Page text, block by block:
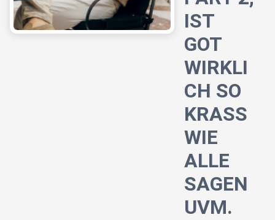
IST
GOT
WIRKLI
CH SO
KRASS
WIE
ALLE
SAGEN
UVM.